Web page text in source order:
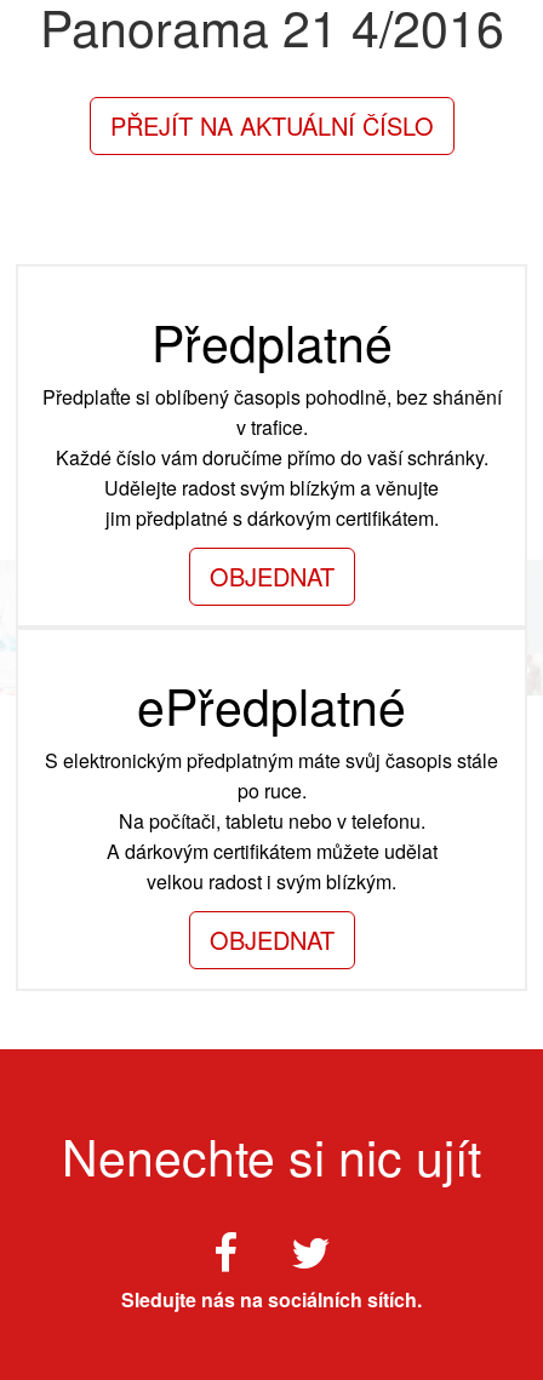
Panorama 21 4/2016
PŘEJÍT NA AKTUÁLNÍ ČÍSLO
Předplatné
Předplaťte si oblíbený časopis pohodlně, bez shánění
v trafice.
Každé číslo vám doručíme přímo do vaší schránky.
Udělejte radost svým blízkým a věnujte
jim předplatné s dárkovým certifikátem.
OBJEDNAT
ePředplatné
S elektronickým předplatným máte svůj časopis stále
po ruce.
Na počítači, tabletu nebo v telefonu.
A dárkovým certifikátem můžete udělat
velkou radost i svým blízkým.
OBJEDNAT
Nenechte si nic ujít
Sledujte nás na sociálních sítích.